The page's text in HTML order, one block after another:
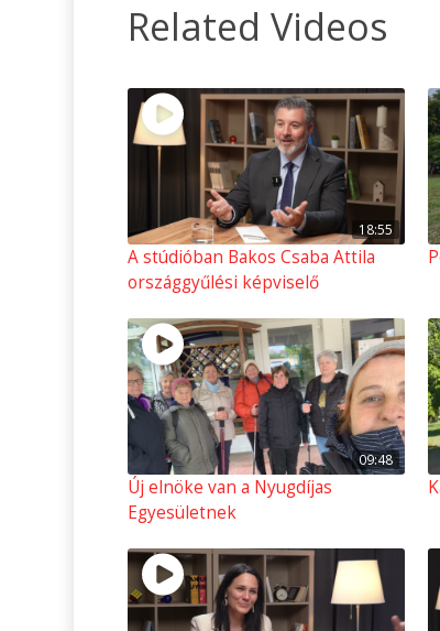
Related Videos
18:55
A stúdióban Bakos Csaba Attila
országgyűlési képviselő
09:48
Új elnöke van a Nyugdíjas
Egyesületnek